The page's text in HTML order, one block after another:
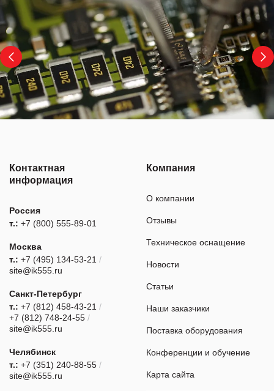
Контактная
информация
Россия
т.: +7 (800) 555-89-01
Москва
т.: +7 (495) 134-53-21 /
site@ik555.ru
Санкт-Петербург
т.: +7 (812) 458-43-21 /
+7 (812) 748-24-55 /
site@ik555.ru
Челябинск
т.: +7 (351) 240-88-55 /
site@ik555.ru
Компания
О компании
Отзывы
Техническое оснащение
Новости
Статьи
Наши заказчики
Поставка оборудования
Конференции и обучение
Карта сайта